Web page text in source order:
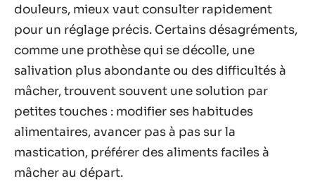
douleurs, mieux vaut consulter rapidement
pour un réglage précis. Certains désagréments,
comme une prothèse qui se décolle, une
salivation plus abondante ou des difficultés à
mâcher, trouvent souvent une solution par
petites touches : modifier ses habitudes
alimentaires, avancer pas à pas sur la
mastication, préférer des aliments faciles à
mâcher au départ.